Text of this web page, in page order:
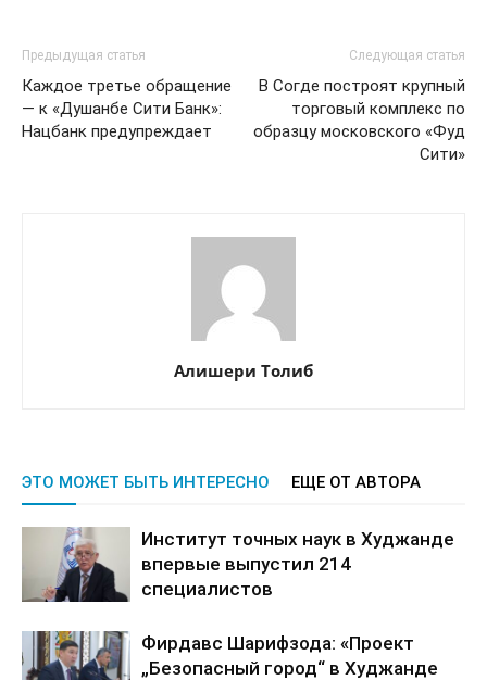
Предыдущая статья
Каждое третье обращение
— к «Душанбе Сити Банк»:
Нацбанк предупреждает
Следующая статья
В Согде построят крупный
торговый комплекс по
образцу московского «Фуд
Сити»
Алишери Толиб
ЭТО МОЖЕТ БЫТЬ ИНТЕРЕСНО ЕЩЕ ОТ АВТОРА
Институт точных наук в Худжанде
впервые выпустил 214
специалистов
Фирдавс Шарифзода: «Проект
„Безопасный город“ в Худжанде